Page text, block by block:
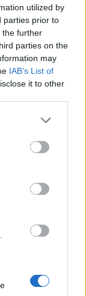
utilized by
parties prior to
the further
parties on the
may
IAB’s List of
it to other
more Google
may click to
party tags to
below Google